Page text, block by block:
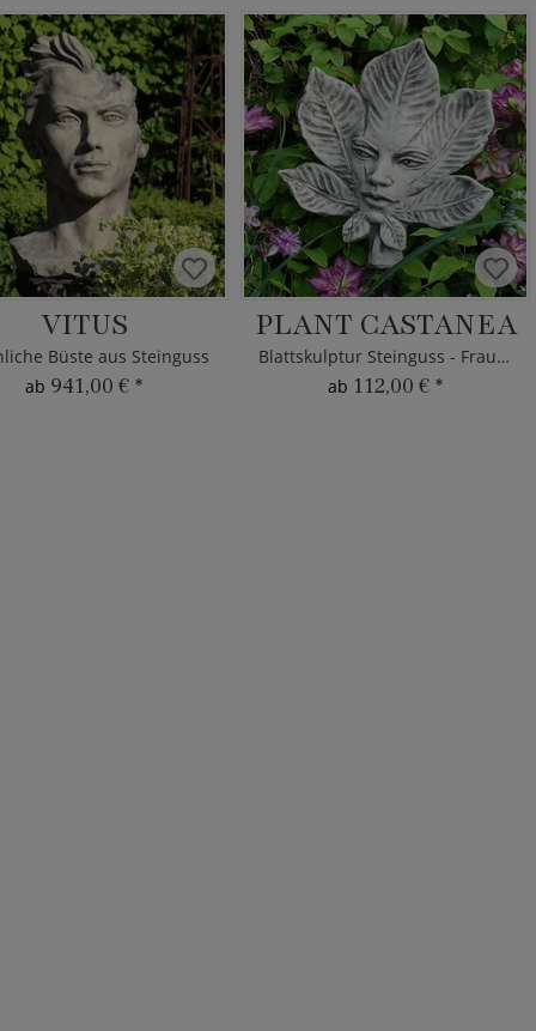
VITUS
Büste aus Steinguss
ab 941,00 € *
PLANT CASTANEA
Blattskulptur Steinguss - Frauenbüste
ab 112,00 € *